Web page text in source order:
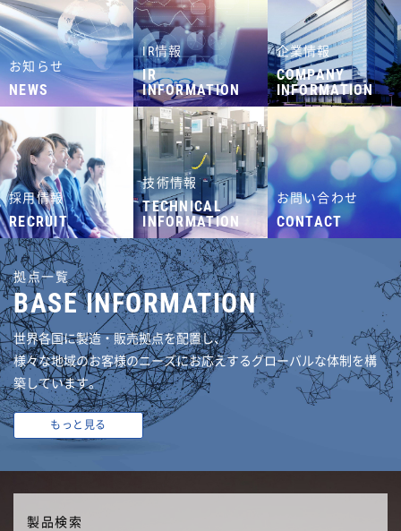
お知らせ
NEWS
IR情報
IR
INFORMATION
企業情報
COMPANY
INFORMATION
採用情報
RECRUIT
技術情報
TECHNICAL
INFORMATION
お問い合わせ
CONTACT
拠点一覧
BASE INFORMATION
世界各国に製造・販売拠点を配置し、
様々な地域のお客様のニーズにお応えするグローバルな体制を構
築しています。
もっと見る
製品検索